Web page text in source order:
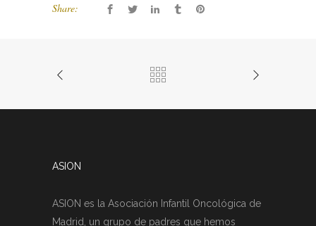
Share:
ASION
ASION es la Asociación Infantil Oncológica de
Madrid, un grupo de padres que hemos